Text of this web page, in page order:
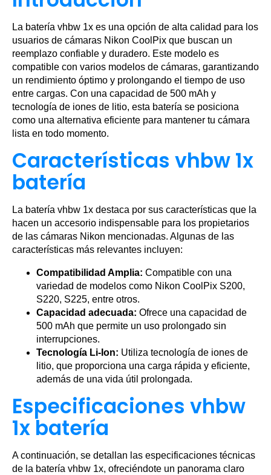
La batería vhbw 1x es una opción de alta calidad para los
usuarios de cámaras Nikon CoolPix que buscan un
reemplazo confiable y duradero. Este modelo es
compatible con varios modelos de cámaras, garantizando
un rendimiento óptimo y prolongando el tiempo de uso
entre cargas. Con una capacidad de 500 mAh y
tecnología de iones de litio, esta batería se posiciona
como una alternativa eficiente para mantener tu cámara
lista en todo momento.
Características vhbw 1x
batería
La batería vhbw 1x destaca por sus características que la
hacen un accesorio indispensable para los propietarios
de las cámaras Nikon mencionadas. Algunas de las
características más relevantes incluyen:
Compatibilidad Amplia: Compatible con una
variedad de modelos como Nikon CoolPix S200,
S220, S225, entre otros.
Capacidad adecuada: Ofrece una capacidad de
500 mAh que permite un uso prolongado sin
interrupciones.
Tecnología Li-Ion: Utiliza tecnología de iones de
litio, que proporciona una carga rápida y eficiente,
además de una vida útil prolongada.
Especificaciones vhbw
1x batería
A continuación, se detallan las especificaciones técnicas
de la batería vhbw 1x, ofreciéndote un panorama claro